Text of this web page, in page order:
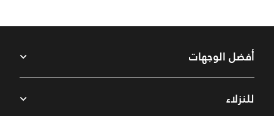
أفضل الوجهات
للنزلاء